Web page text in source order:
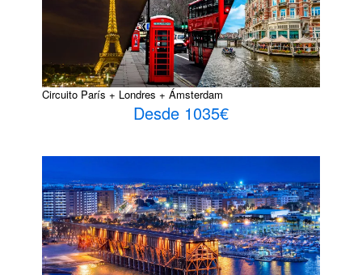
Circuito París + Londres + Ámsterdam
Desde 1035€